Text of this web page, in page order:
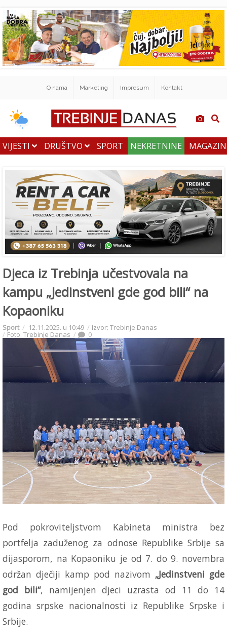
O nama Marketing Impresum Kontakt
VIJESTI DRUŠTVO SPORT NEKRETNINE
Djeca iz Trebinja učestvovala na
kampu „Jedinstveni gde god bili“ na
Kopaoniku
Sport 12.11.2025. u 10:49 Izvor: Trebinje Danas
Foto: Trebinje Danas 0
Pod pokroviteljstvom Kabineta ministra bez
portfelja zaduženog za odnose Republike Srbije sa
dijasporom, na Kopaoniku je od 7. do 9. novembra
održan dječiji kamp pod nazivom „Jedinstveni gde
god bili“, namijenjen djeci uzrasta od 11 do 14
godina srpske nacionalnosti iz Republike Srpske i
Srbije.